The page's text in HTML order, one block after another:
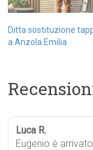
Ditta sostituzione
a Anzola Emilia
Luca R.
Eugenio è